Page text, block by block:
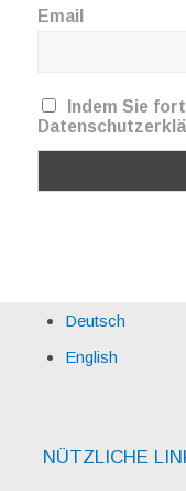
Email
Indem Sie
Deutsch
English
NÜTZLICHE